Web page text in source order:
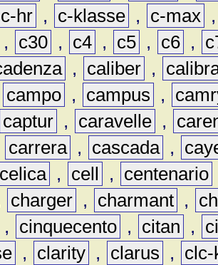
c-hr , c-klasse , c-max
, c30 , c4 , c5 , c6 ,
, caliber ,
campo , campus ,
captur , caravelle ,
carrera , cascada ,
celica , cell , centenario
charger , charmant ,
, cinquecento , citan ,
, clarity , clarus ,
clc-